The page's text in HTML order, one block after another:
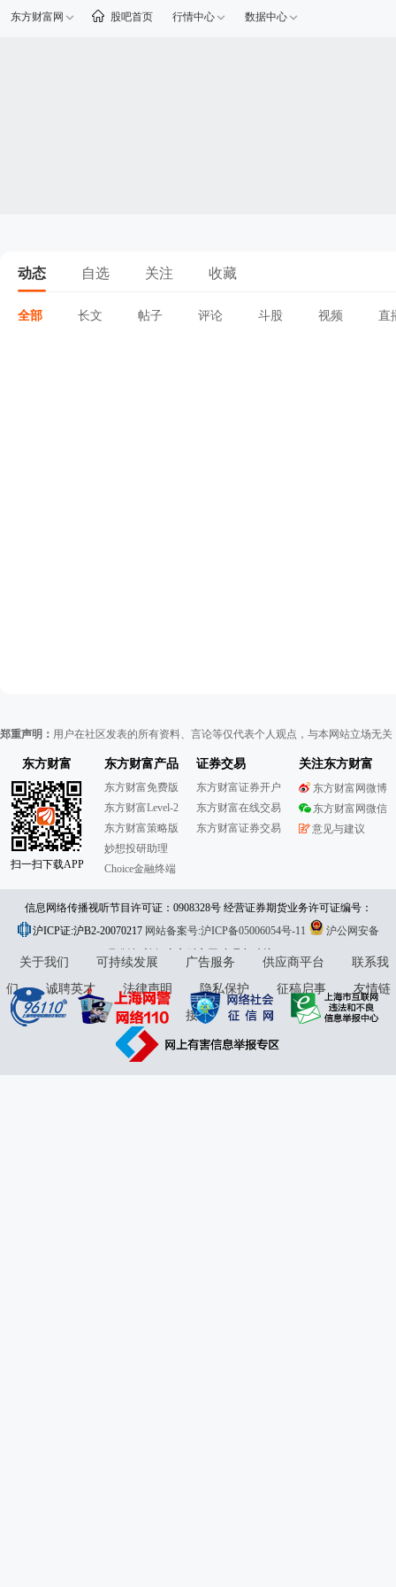
东方财富网 股吧首页 行情中心 数据中心
动态 自选 关注 收藏
全部 长文 帖子 评论 斗股 视频 直
郑重声明： 用户在社区发表的所有资料、言论等仅代表个人观点，与本网站立场无
东方财富
扫一扫下载APP
东方财富产品
东方财富免费版
东方财富Level-2
东方财富策略版
妙想投研助理
Choice金融终端
证券交易
东方财富证券开户
东方财富在线交易
东方财富证券交易
关注东方财富
东方财富网微博
东方财富网微信
意见与建议
信息网络传播视听节目许可证：0908328号 经营证券期货业务许可证编号：
913101046312860336 违法和不良信息举报:021-61278686 举报邮箱：
jubao@eastmoney.com
沪ICP证:沪B2-20070217 网站备案号:沪ICP备05006054号-11
沪公网安备
31010402000120号版权所有:东方财富网意见与建议:4000300059/952500
关于我们 可持续发展 广告服务 供应商平台
联系我
们
诚聘英才 法律声明 隐私保护 征稿启事
友情链
接